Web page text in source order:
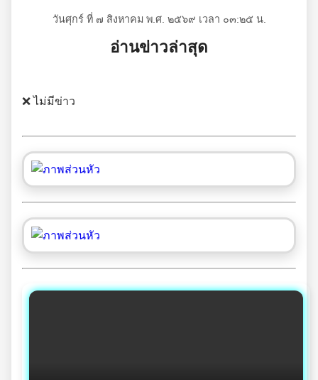
วันศุกร์ ที่ ๗ สิงหาคม พ.ศ. ๒๕๖๙ เวลา ๐๓:๒๕ น.
อ่านข่าวล่าสุด
❌ ไม่มีข่าว